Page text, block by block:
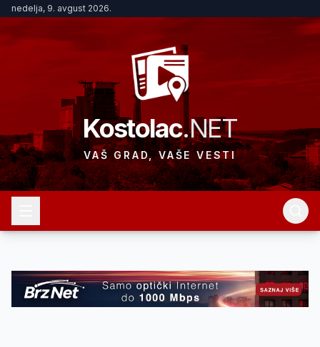
nedelja, 9. avgust 2026.
Kostolac.NET
VAŠ GRAD, VAŠE VESTI